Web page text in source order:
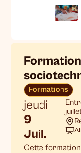
Formations
jeudi
9
Juil.
Cette